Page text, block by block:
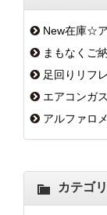
New在庫☆
まもなくご
足回りリフ
エアコンガ
アルファロ
カテゴ